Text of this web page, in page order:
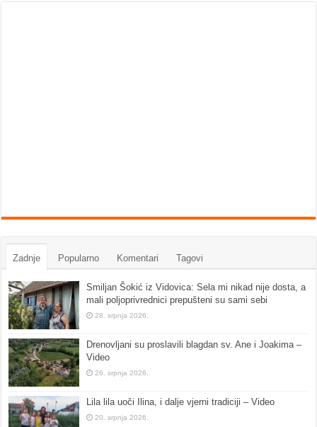
Zadnje Popularno Komentari Tagovi
Smiljan Šokić iz Vidovica: Sela mi nikad nije dosta, a
mali poljoprivrednici prepušteni su sami sebi
28. srpnja 2026.
Drenovljani su proslavili blagdan sv. Ane i Joakima –
Video
26. srpnja 2026.
Lila lila uoči Ilina, i dalje vjerni tradiciji – Video
20. srpnja 2026.